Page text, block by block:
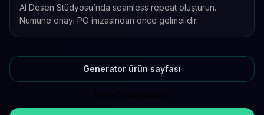
AI Desen Stüdyosu’nda seamless repeat oluşturun.
Numune onayı PO imzasından önce gelmelidir.
Generator ürün sayfası